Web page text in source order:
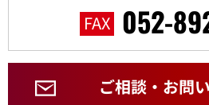
FAX 052-
ご相談・お問